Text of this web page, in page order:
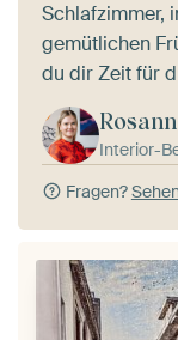
Schlafzimmer,
gemütlichen
du dir Zeit für
Interior-
Fragen?